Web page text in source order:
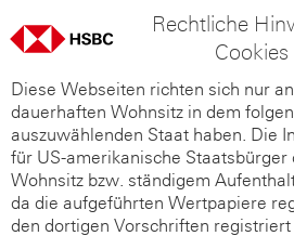
Rechtliche
Cookies
Diese Webseiten richten sich nur
dauerhaften Wohnsitz in dem
auszuwählenden Staat haben. Die
für US-amerikanische Staatsbürger
Wohnsitz bzw. ständigem
da die aufgeführten Wertpapiere
den dortigen Vorschriften